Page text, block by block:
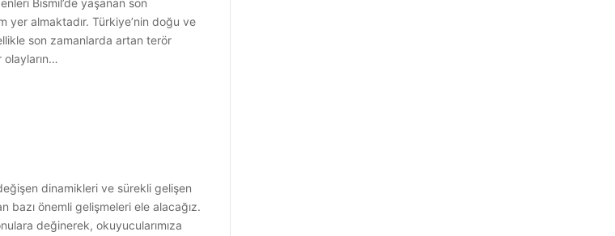
Bismil’de yaşanan son
yer almaktadır. Türkiye’nin doğu ve
son zamanlarda artan terör
dinamikleri ve sürekli gelişen
önemli gelişmeleri ele alacağız.
değinerek, okuyucularımıza